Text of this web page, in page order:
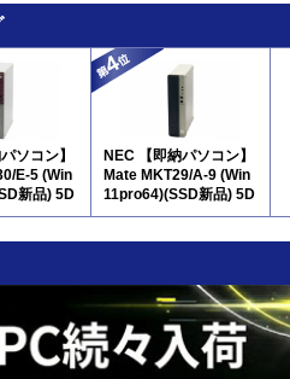
ソコン】
E-5 (Win
新品) 5D
NEC 【即納パソコン】
Mate MKT29/A-9 (Win
11pro64)(SSD新品) 5D
10